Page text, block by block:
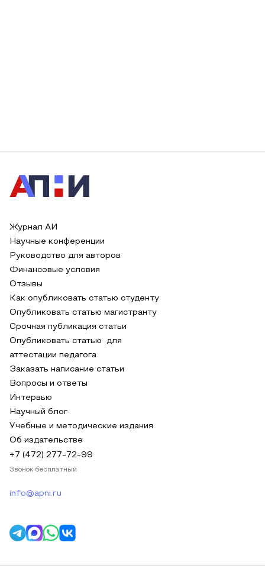
Журнал АИ
Научные конференции
Руководство для авторов
Финансовые условия
Отзывы
Как опубликовать статью студенту
Опубликовать статью магистранту
Срочная публикация статьи
Опубликовать статью для
аттестации педагога
Заказать написание статьи
Вопросы и ответы
Интервью
Научный блог
Учебные и методические издания
Об издательстве
+7 (472) 277-72-99
Звонок бесплатный
info@apni.ru